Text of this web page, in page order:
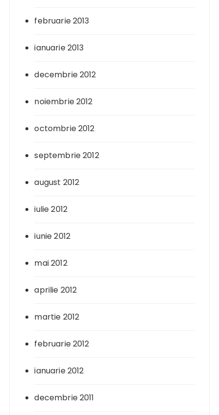
februarie 2013
ianuarie 2013
decembrie 2012
noiembrie 2012
octombrie 2012
septembrie 2012
august 2012
iulie 2012
iunie 2012
mai 2012
aprilie 2012
martie 2012
februarie 2012
ianuarie 2012
decembrie 2011